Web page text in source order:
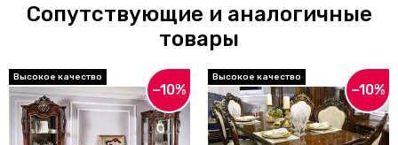
Сопутствующие и аналогичные
товары
−10% −10%